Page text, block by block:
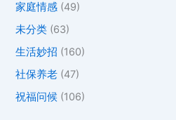
家庭情感 (49)
未分类 (63)
生活妙招 (160)
社保养老 (47)
祝福问候 (106)